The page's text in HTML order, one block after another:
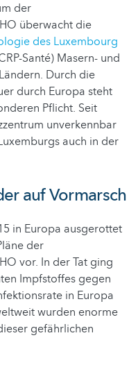
der
überwacht die
des Luxembourg
Santé) Masern- und
Durch die
durch Europa steht
Pflicht. Seit
unverkennbar
auch in der
auf Vormarsch
in Europa ausgerottet
der
vor. In der Tat ging
Impfstoffes gegen
in Europa
wurden enorme
gefährlichen